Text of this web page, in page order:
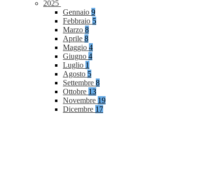
2025
Gennaio 9
Febbraio 5
Marzo 8
Aprile 8
Maggio 4
Giugno 4
Luglio 1
Agosto 5
Settembre 8
Ottobre 13
Novembre 19
Dicembre 17